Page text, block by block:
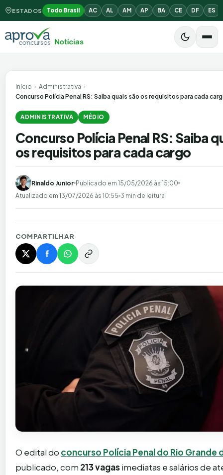
ESTADOS Todo Brasil AC AL AM AP BA CE DF ES
Início › Administrativa ›
Concurso Polícia Penal RS: Saiba quais são os requisitos para cada
ADMINISTRATIVA MÉDIO
Concurso Polícia Penal RS: Saiba
os requisitos para cada cargo
Rinaldo Junior Publicado em 15/05/2026 às 15:00
Atualizado em 13/07/2026 às 10:55 3 min de leitura
COMPARTILHAR
O edital do concurso Polícia Penal do Rio Grande
publicado, com 213 vagasimediatas e salários de